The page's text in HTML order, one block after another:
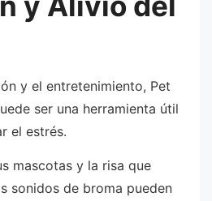
y el entretenimiento, Pet
ser una herramienta útil
el estrés.
mascotas y la risa que
sonidos de broma pueden